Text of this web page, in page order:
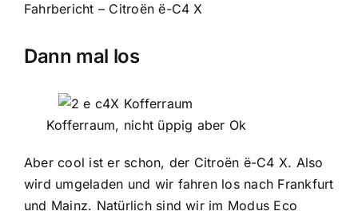
Fahrbericht – Citroën ë-C4 X
Dann mal los
Kofferraum, nicht üppig aber Ok
Aber cool ist er schon, der Citroën ë-C4 X. Also
wird umgeladen und wir fahren los nach Frankfurt
und Mainz. Natürlich sind wir im Modus Eco